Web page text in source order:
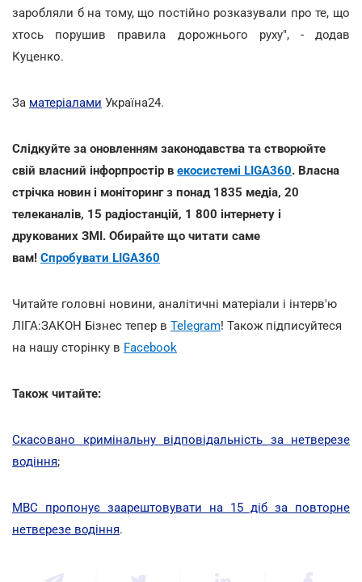
заробляли б на тому, що постійно розказували про те, що
хтось порушив правила дорожнього руху", - додав
Куценко.
За матеріалами Україна24.
Слідкуйте за оновленням законодавства та створюйте
свій власний інфорпростір в екосистемі LIGA360. Власна
стрічка новин і моніторинг з понад 1835 медіа, 20
телеканалів, 15 радіостанцій, 1 800 інтернету і
друкованих ЗМІ. Обирайте що читати саме
вам! Спробувати LIGA360
Читайте головні новини, аналітичні матеріали і інтерв'ю
ЛІГА:ЗАКОН Бізнес тепер в Telegram! Також підписуйтеся
на нашу сторінку в Facebook
Також читайте:
Скасовано кримінальну відповідальність за нетверезе
водіння;
МВС пропонує заарештовувати на 15 діб за повторне
нетверезе водіння.